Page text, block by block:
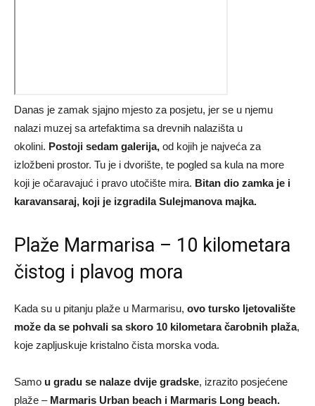
Danas je zamak sjajno mjesto za posjetu, jer se u njemu
nalazi muzej sa artefaktima sa drevnih nalazišta u
okolini. Postoji sedam galerija, od kojih je najveća za
izložbeni prostor. Tu je i dvorište, te pogled sa kula na more
koji je očaravajuć i pravo utočište mira. Bitan dio zamka je i
karavansaraj, koji je izgradila Sulejmanova majka.
Plaže Marmarisa – 10 kilometara
čistog i plavog mora
Kada su u pitanju plaže u Marmarisu, ovo tursko ljetovalište
može da se pohvali sa skoro 10 kilometara čarobnih plaža,
koje zapljuskuje kristalno čista morska voda.
Samo u gradu se nalaze dvije gradske, izrazito posjećene
plaže – Marmaris Urban beach i Marmaris Long beach.